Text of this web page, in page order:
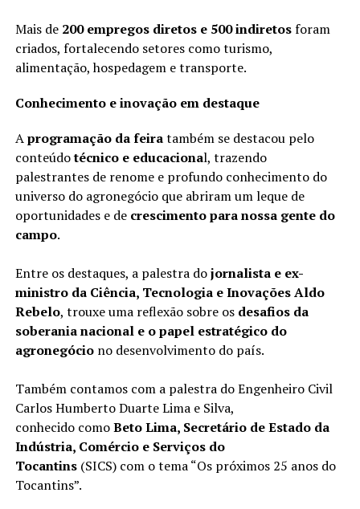
Mais de 200 empregos diretos e 500 indiretosforam
criados, fortalecendo setores como turismo,
alimentação, hospedagem e transporte.
Conhecimento e inovação em destaque
Aprogramação da feiratambém se destacou pelo
conteúdotécnico e educacional, trazendo
palestrantes de renome e profundo conhecimento do
universo do agronegócio que abriram um leque de
oportunidades e de crescimento para nossa gente do
campo.
Entre os destaques, a palestra dojornalista e ex-
ministro da Ciência, Tecnologia e Inovações Aldo
Rebelo, trouxe uma reflexão sobre os desafios da
soberania nacional e o papel estratégico do
agronegóciono desenvolvimento do país.
Também contamos com a palestra do Engenheiro Civil
Carlos Humberto Duarte Lima e Silva,
conhecido comoBeto Lima, Secretário de Estado da
Indústria, Comércio e Serviços do
Tocantins(SICS) com o tema “Os próximos 25 anos do
Tocantins”.